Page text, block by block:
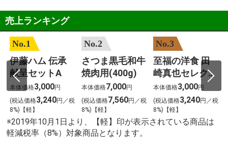
売上ランキング
No.1
伊藤ハム 伝承
献呈セットA
本体価格3,000円
(税込価格3,240円／税
8%)【軽】
No.2
さつま黒毛和牛
焼肉用(400g)
本体価格7,000円
(税込価格7,560円／税
8%)【軽】
No.3
至福の洋食 田
崎真也セレクシ
ョン(12個)
本体価格3,000円
(税込価格3,240円／税
8%)【軽】
※2019年10月1日より、【軽】印が表示されている商品は
軽減税率（8%）対象商品となります。